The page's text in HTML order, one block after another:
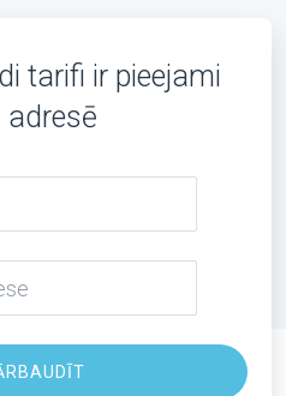
tarifi ir pieejami